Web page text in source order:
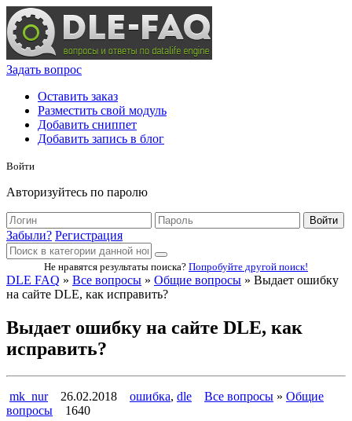
Задать вопрос
Оставить заказ
Разместить свой модуль
Добавить сниппет
Добавить запись в блог
Войти
Авторизуйтесь по паролю
Войти
Забыли? Регистрация
Не нравятся результаты поиска? Попробуйте другой поиск!
DLE FAQ » Все вопросы » Общие вопросы » Выдает ошибку
на сайте DLE, как исправить?
Выдает ошибку на сайте DLE, как
исправить?
mk_nur 26.02.2018 ошибка, dle Все вопросы » Общие
вопросы
1640